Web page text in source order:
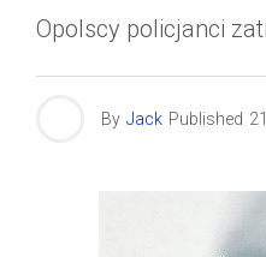
Opolscy policjanci
By Jack Published